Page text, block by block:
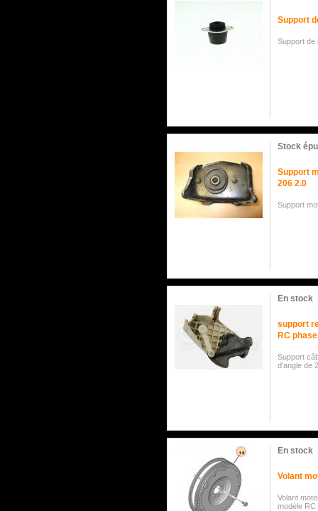
Support
Support de
Stock
Support
206 2.0
Support
En stock
support
RC
Support
d'angle de
En stock
Volant
Volant
modèle RC